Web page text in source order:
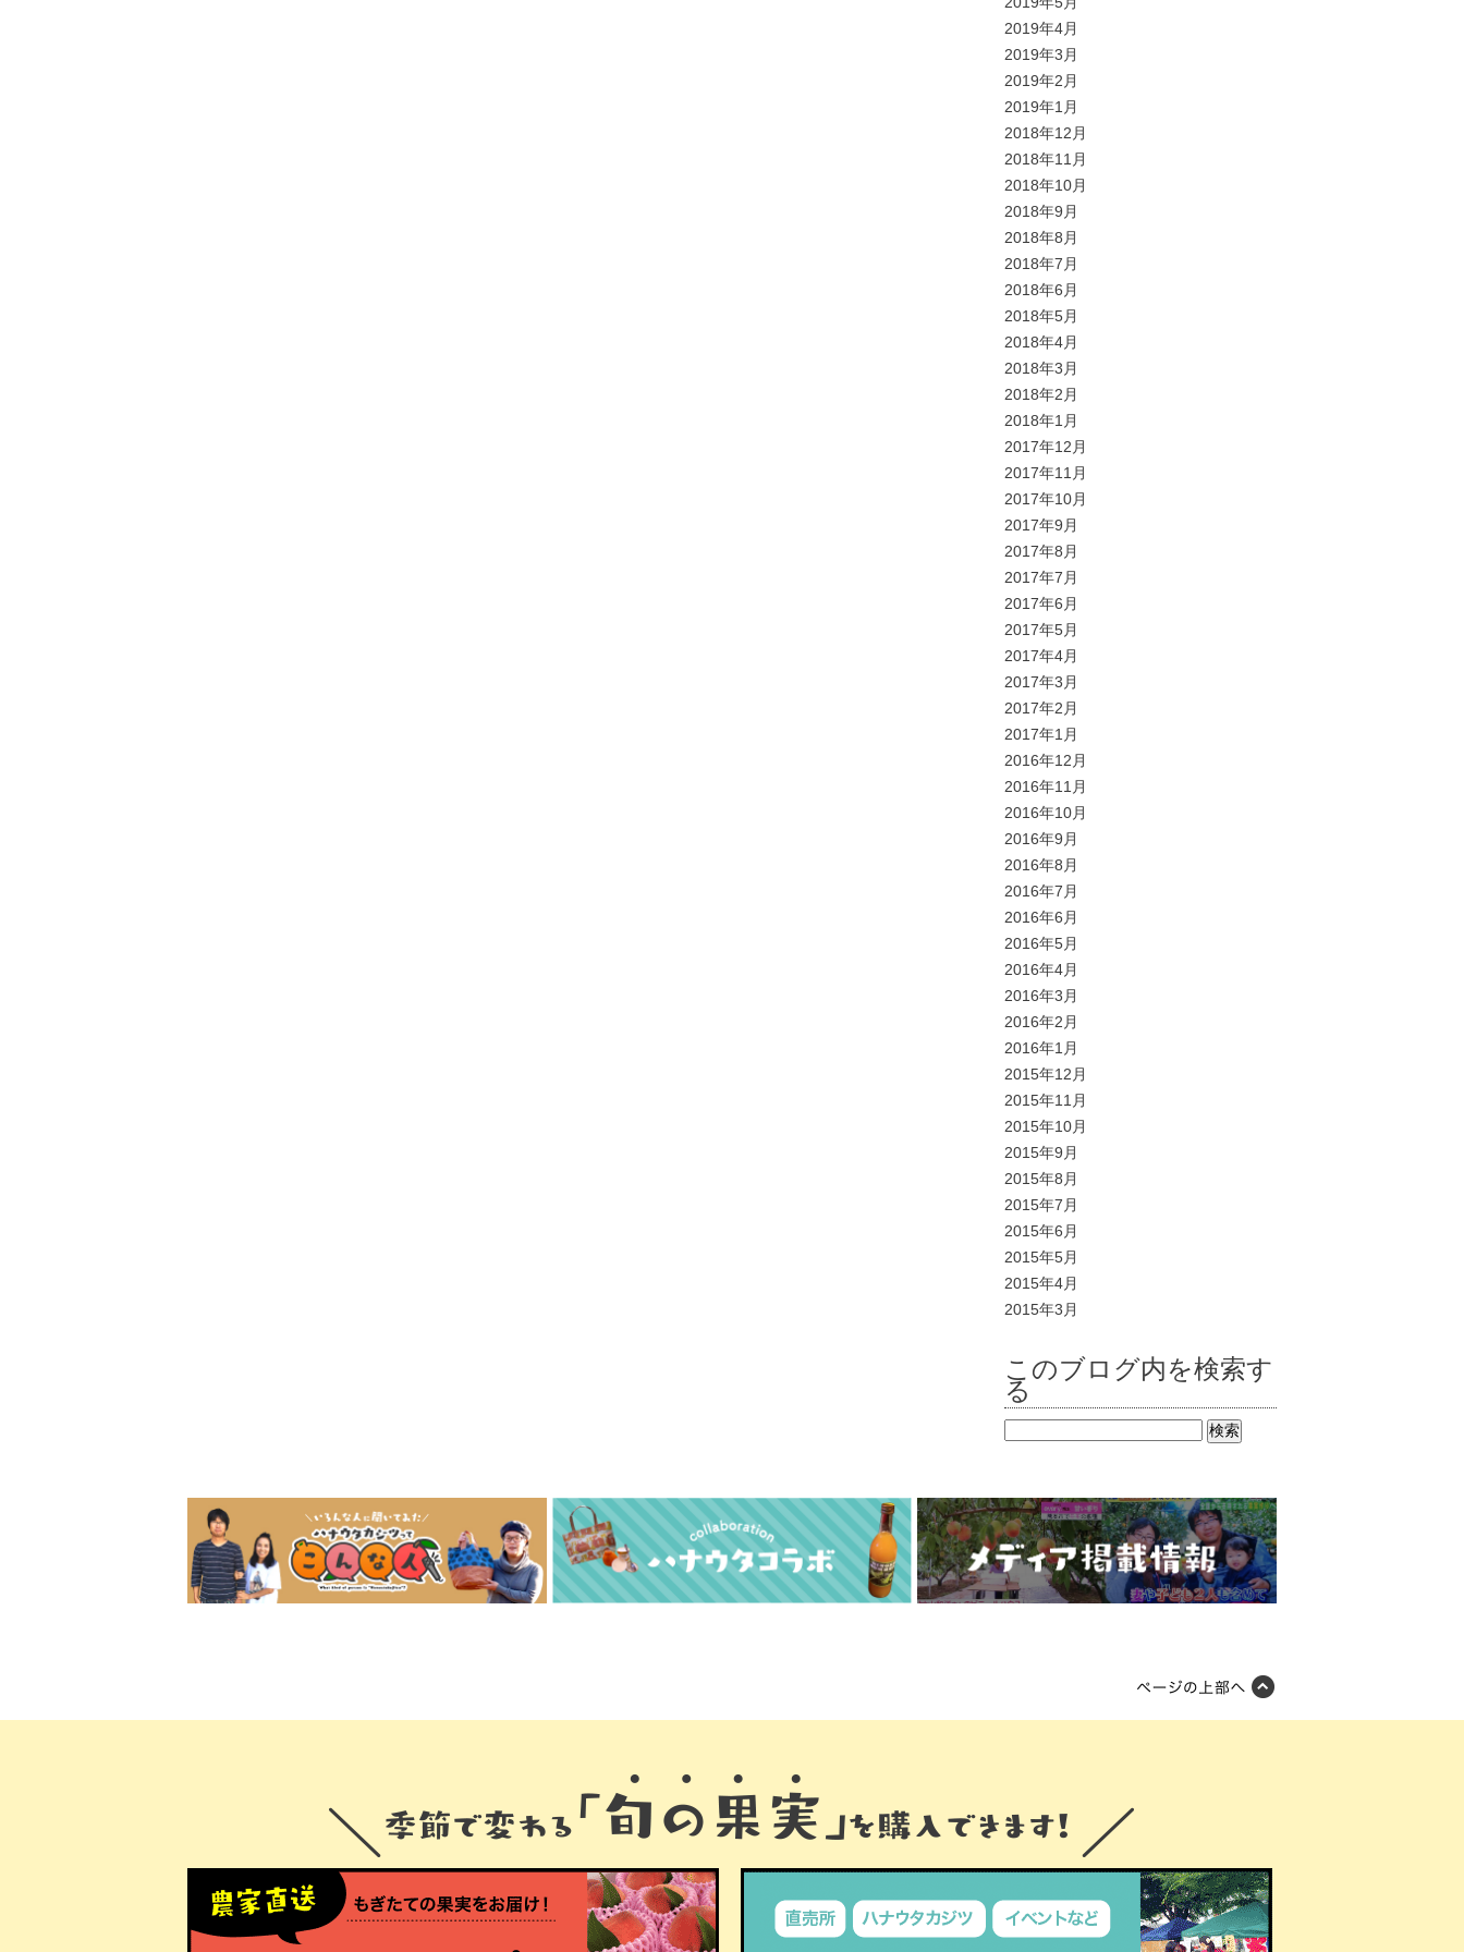
2019年4月
2019年3月
2019年2月
2019年1月
2018年12月
2018年11月
2018年10月
2018年9月
2018年8月
2018年7月
2018年6月
2018年5月
2018年4月
2018年3月
2018年2月
2018年1月
2017年12月
2017年11月
2017年10月
2017年9月
2017年8月
2017年7月
2017年6月
2017年5月
2017年4月
2017年3月
2017年2月
2017年1月
2016年12月
2016年11月
2016年10月
2016年9月
2016年8月
2016年7月
2016年6月
2016年5月
2016年4月
2016年3月
2016年2月
2016年1月
2015年12月
2015年11月
2015年10月
2015年9月
2015年8月
2015年7月
2015年6月
2015年5月
2015年4月
2015年3月
このブログ内を検索す
る